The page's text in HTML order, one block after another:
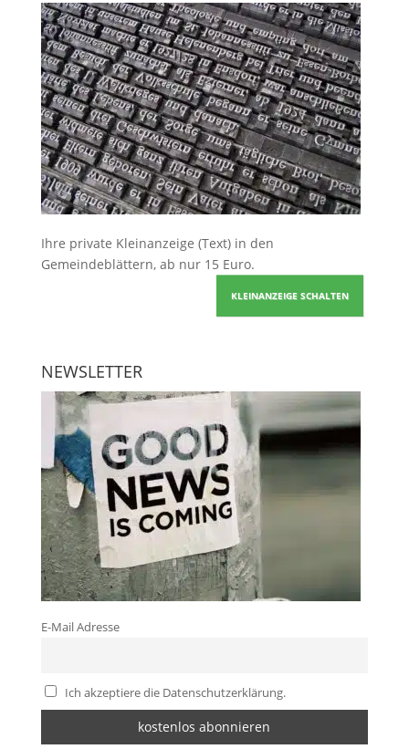
Ihre private Kleinanzeige (Text) in den
Gemeindeblättern, ab nur 15 Euro.
KLEINANZEIGE SCHALTEN
NEWSLETTER
E-Mail Adresse
Ich akzeptiere die Datenschutzerklärung.